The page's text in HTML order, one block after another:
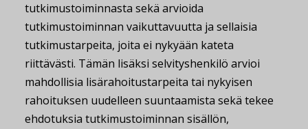
tutkimustoiminnasta sekä arvioida
tutkimustoiminnan vaikuttavuutta ja sellaisia
tutkimustarpeita, joita ei nykyään kateta
riittävästi. Tämän lisäksi selvityshenkilö arvioi
mahdollisia lisärahoitustarpeita tai nykyisen
rahoituksen uudelleen suuntaamista sekä tekee
ehdotuksia tutkimustoiminnan sisällön,